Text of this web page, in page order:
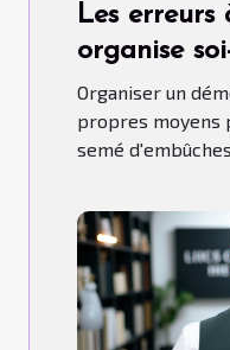
Les erreurs
organise
Organiser un
propres moyens
semé